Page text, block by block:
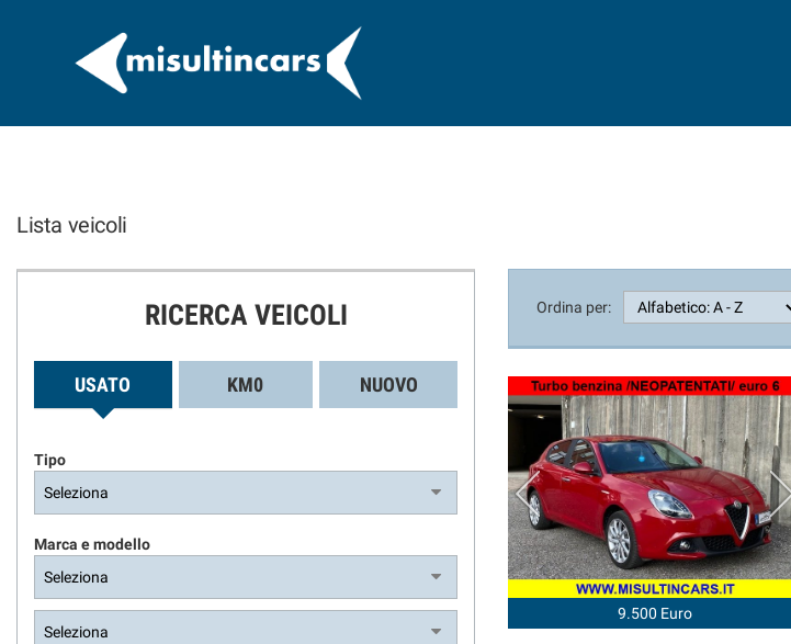
Lista veicoli
RICERCA VEICOLI
USATO KM0 NUOVO
Tipo
Marca e modello
Ordina per:
9.500 Euro